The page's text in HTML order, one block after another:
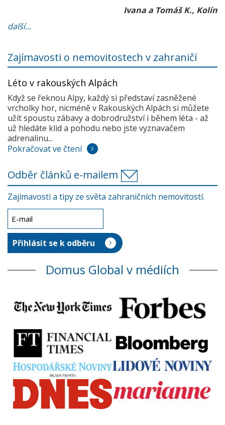
Ivana a Tomáš K., Kolín
další...
Zajímavosti o nemovitostech v zahraničí
Léto v rakouských Alpách
Když se řeknou Alpy, každý si představí zasněžené
vrcholky hor, nicméně v Rakouských Alpách si můžete
užít spoustu zábavy a dobrodružství i během léta - až
už hledáte klid a pohodu nebo jste vyznavačem
adrenalinu...
Pokračovat ve čtení
Odběr článků e-mailem
Zajímavosti a tipy ze světa zahraničních nemovitostí.
Domus Global v médiích